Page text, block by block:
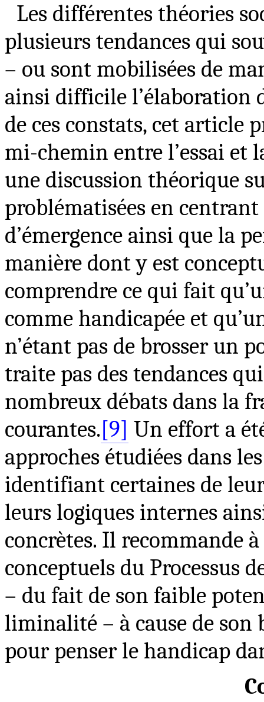
Les différentes théories
plusieurs tendances qui
– ou sont mobilisées de
ainsi difficile l’élaboration
de ces constats, cet article
mi-chemin entre l’essai et
une discussion théorique
problématisées en
d’émergence ainsi que la
manière dont y est
comprendre ce qui fait
comme handicapée et
n’étant pas de brosser un
traite pas des tendances
nombreux débats dans la
courantes.[9] Un effort a
approches étudiées dans
identifiant certaines de
leurs logiques internes
concrètes. Il recommande
conceptuels du Processus
– du fait de son faible
liminalité – à cause de son
pour penser le handicap